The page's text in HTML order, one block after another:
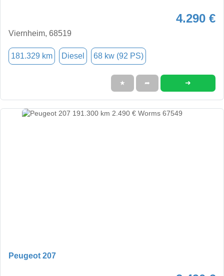
4.290 €
Viernheim, 68519
181.329 km Diesel 68 kw (92 PS)
★ ➦ ➜
Peugeot 207